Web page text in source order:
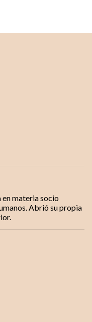
en materia socio
Abrió su propia